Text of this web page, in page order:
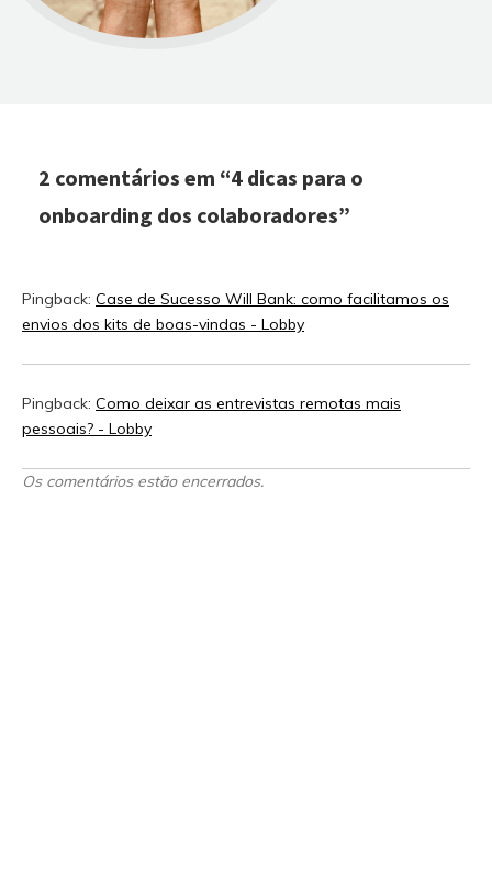
2 comentários em “4 dicas para o
onboarding dos colaboradores”
Pingback: Case de Sucesso Will Bank: como facilitamos os
envios dos kits de boas-vindas - Lobby
Pingback: Como deixar as entrevistas remotas mais
pessoais? - Lobby
Os comentários estão encerrados.